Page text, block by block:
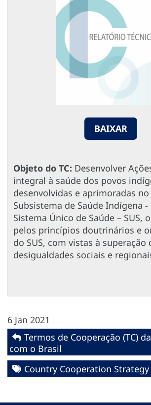
BAIXAR
Objeto do TC: Desenvolver
integral à saúde dos povos
desenvolvidas e aprimoradas
Subsistema de Saúde Indígena -
Sistema Único de Saúde – SUS,
pelos princípios doutrinários e
do SUS, com vistas à superação
desigualdades sociais e
6 Jan 2021
Termos de Cooperação (TC)
com o Brasil
Country Cooperation Strategy